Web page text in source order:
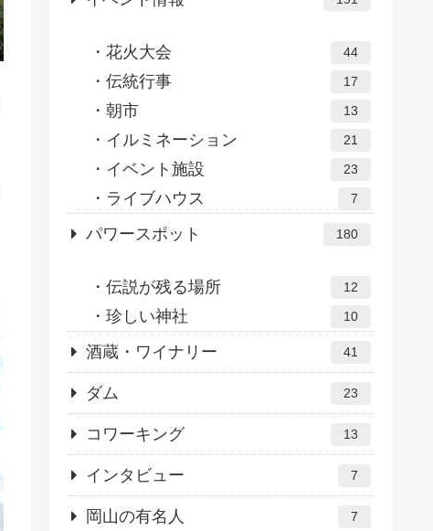
花火大会 44
伝統行事 17
朝市 13
イルミネーション 21
イベント施設 23
ライブハウス 7
パワースポット 180
伝説が残る場所 12
珍しい神社 10
酒蔵・ワイナリー 41
ダム 23
コワーキング 13
インタビュー 7
岡山の有名人 7